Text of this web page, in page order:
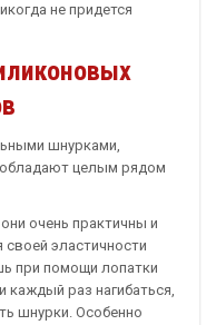
не придется
шнурками,
целым рядом
очень практичны и
эластичности
при помощи лопатки
каждый раз нагибаться,
шнурки. Особенно